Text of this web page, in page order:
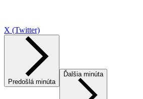
X (Twitter)
Predošlá minúta
Ďalšia minúta